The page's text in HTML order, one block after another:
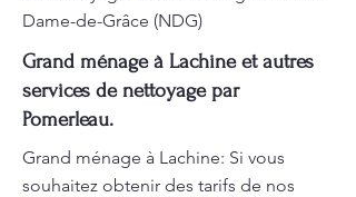
Dame-de-Grâce (NDG)
Grand ménage à Lachine et autres
services de nettoyage par
Pomerleau.
Grand ménage à Lachine: Si vous
souhaitez obtenir des tarifs de nos